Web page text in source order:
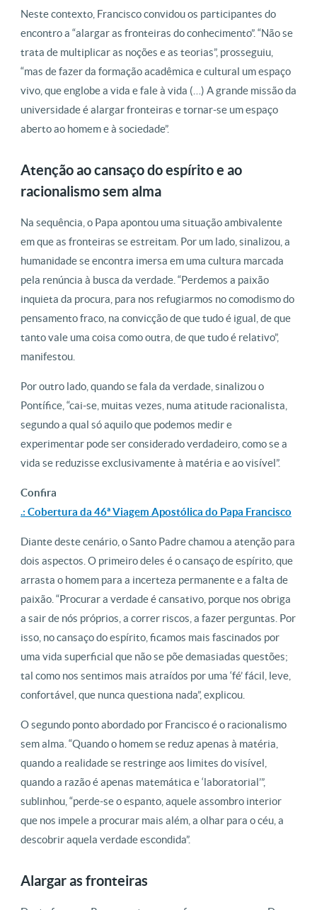
Neste contexto, Francisco convidou os participantes do
encontro a “alargar as fronteiras do conhecimento”. “Não se
trata de multiplicar as noções e as teorias”, prosseguiu,
“mas de fazer da formação acadêmica e cultural um espaço
vivo, que englobe a vida e fale à vida (…) A grande missão da
universidade é alargar fronteiras e tornar-se um espaço
aberto ao homem e à sociedade”.
Atenção ao cansaço do espírito e ao
racionalismo sem alma
Na sequência, o Papa apontou uma situação ambivalente
em que as fronteiras se estreitam. Por um lado, sinalizou, a
humanidade se encontra imersa em uma cultura marcada
pela renúncia à busca da verdade. “Perdemos a paixão
inquieta da procura, para nos refugiarmos no comodismo do
pensamento fraco, na convicção de que tudo é igual, de que
tanto vale uma coisa como outra, de que tudo é relativo”,
manifestou.
Por outro lado, quando se fala da verdade, sinalizou o
Pontífice, “cai-se, muitas vezes, numa atitude racionalista,
segundo a qual só aquilo que podemos medir e
experimentar pode ser considerado verdadeiro, como se a
vida se reduzisse exclusivamente à matéria e ao visível”.
Confira
.: Cobertura da 46ª Viagem Apostólica do Papa Francisco
Diante deste cenário, o Santo Padre chamou a atenção para
dois aspectos. O primeiro deles é o cansaço de espírito, que
arrasta o homem para a incerteza permanente e a falta de
paixão. “Procurar a verdade é cansativo, porque nos obriga
a sair de nós próprios, a correr riscos, a fazer perguntas. Por
isso, no cansaço do espírito, ficamos mais fascinados por
uma vida superficial que não se põe demasiadas questões;
tal como nos sentimos mais atraídos por uma ‘fé’ fácil, leve,
confortável, que nunca questiona nada”, explicou.
O segundo ponto abordado por Francisco é o racionalismo
sem alma. “Quando o homem se reduz apenas à matéria,
quando a realidade se restringe aos limites do visível,
quando a razão é apenas matemática e ‘laboratorial’”,
sublinhou, “perde-se o espanto, aquele assombro interior
que nos impele a procurar mais além, a olhar para o céu, a
descobrir aquela verdade escondida”.
Alargar as fronteiras